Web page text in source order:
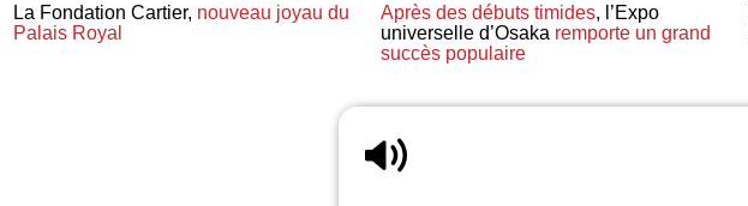
La Fondation Cartier, nouveau joyau du
Palais Royal
Après des débuts timides, l’Expo
universelle d’Osaka remporte un grand
succès populaire